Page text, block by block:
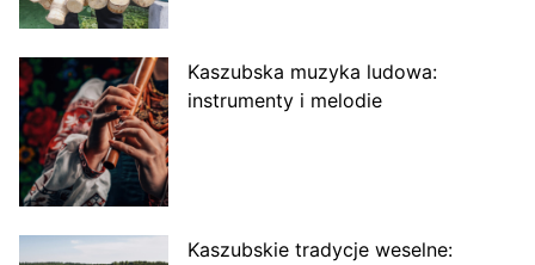
Kaszubska muzyka ludowa:
instrumenty i melodie
Kaszubskie tradycje weselne: